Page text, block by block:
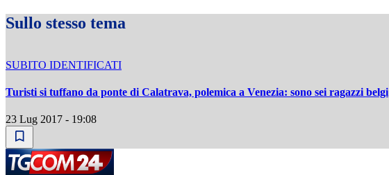
Sullo stesso tema
SUBITO IDENTIFICATI
Turisti si tuffano da ponte di Calatrava, polemica a Venezia: sono sei ragazzi belgi
23 Lug 2017 - 19:08